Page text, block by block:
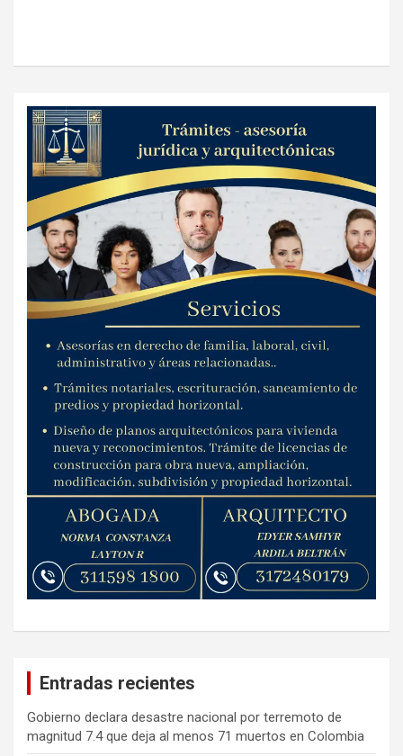
Entradas recientes
Gobierno declara desastre nacional por terremoto de
magnitud 7.4 que deja al menos 71 muertos en Colombia